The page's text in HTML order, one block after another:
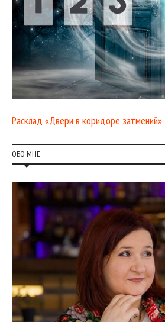
Расклад «Двери в коридоре затмений»
ОБО МНЕ